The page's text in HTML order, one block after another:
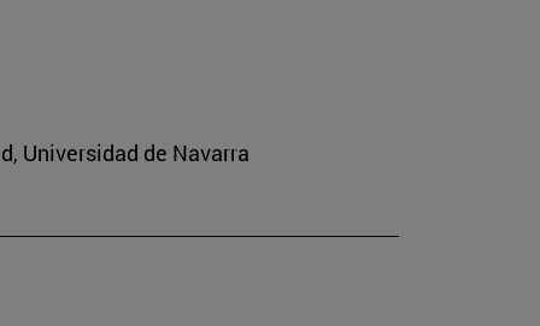
Universidad de Navarra